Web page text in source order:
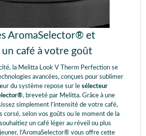
AromaSelector® et
un café à votre goût
la Melitta Look V Therm Perfection se
avancées, conçues pour sublimer
du système repose sur le sélecteur
, breveté par Melitta. Grâce à une
simplement l’intensité de votre café,
corsé, selon vos goûts ou le moment de la
un café léger au réveil ou plus
l’AromaSelector® vous offre cette